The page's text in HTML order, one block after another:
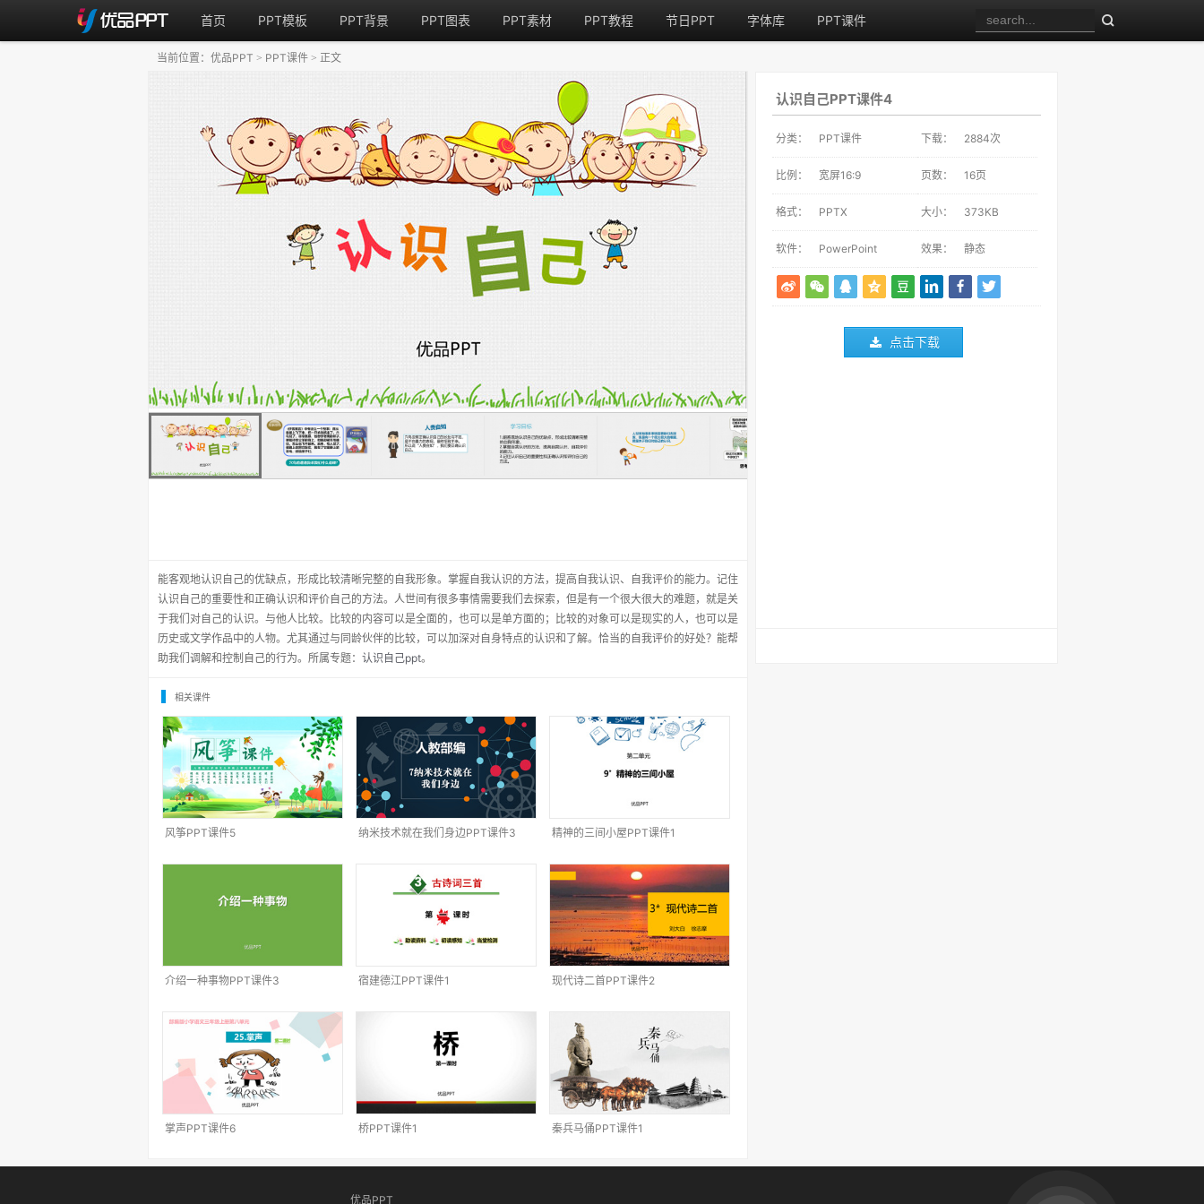
首页 PPT模板 PPT背景 PPT图表 PPT素材 PPT教程 节日PPT 字体库 PPT课件
认识自己PPT课件4
分类： PPT课件 下载： 2884次
比例： 宽屏16:9 页数： 16页
格式： PPTX 大小： 373KB
软件： PowerPoint 效果： 静态
点击下载
能客观地认识自己的优缺点，形成比较清晰完整的自我形象。掌握自我认识的方法，提高自我认识、自我评价的能力。记住
认识自己的重要性和正确认识和评价自己的方法。人世间有很多事情需要我们去探索，但是有一个很大很大的难题，就是关
于我们对自己的认识。与他人比较。比较的内容可以是全面的，也可以是单方面的；比较的对象可以是现实的人，也可以是
历史或文学作品中的人物。尤其通过与同龄伙伴的比较，可以加深对自身特点的认识和了解。恰当的自我评价的好处？能帮
助我们调解和控制自己的行为。所属专题： 认识自己ppt。
当前位置： 优品PPT > PPT课件 > 正文
相关课件
风筝PPT课件5 纳米技术就在我们身边PPT课件3 精神的三间小屋PPT课件1
介绍一种事物PPT课件3 宿建德江PPT课件1 现代诗二首PPT课件2
掌声PPT课件6 桥PPT课件1 秦兵马俑PPT课件1
优品PPT